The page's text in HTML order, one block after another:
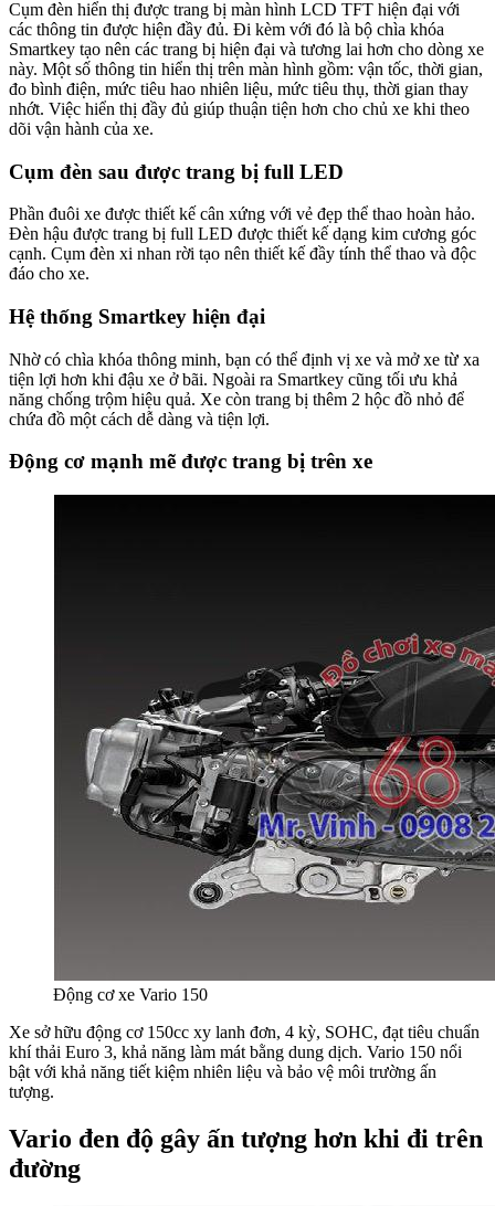
Cụm đèn hiển thị được trang bị màn hình LCD TFT hiện đại với
các thông tin được hiện đầy đủ. Đi kèm với đó là bộ chìa khóa
Smartkey tạo nên các trang bị hiện đại và tương lai hơn cho dòng xe
này. Một số thông tin hiển thị trên màn hình gồm: vận tốc, thời gian,
đo bình điện, mức tiêu hao nhiên liệu, mức tiêu thụ, thời gian thay
nhớt. Việc hiển thị đầy đủ giúp thuận tiện hơn cho chủ xe khi theo
dõi vận hành của xe.
Cụm đèn sau được trang bị full LED
Phần đuôi xe được thiết kế cân xứng với vẻ đẹp thể thao hoàn hảo.
Đèn hậu được trang bị full LED được thiết kế dạng kim cương góc
cạnh. Cụm đèn xi nhan rời tạo nên thiết kế đầy tính thể thao và độc
đáo cho xe.
Hệ thống Smartkey hiện đại
Nhờ có chìa khóa thông minh, bạn có thể định vị xe và mở xe từ xa
tiện lợi hơn khi đậu xe ở bãi. Ngoài ra Smartkey cũng tối ưu khả
năng chống trộm hiệu quả. Xe còn trang bị thêm 2 hộc đồ nhỏ để
chứa đồ một cách dễ dàng và tiện lợi.
Động cơ mạnh mẽ được trang bị trên xe
Động cơ xe Vario 150
Xe sở hữu động cơ 150cc xy lanh đơn, 4 kỳ, SOHC, đạt tiêu chuẩn
khí thải Euro 3, khả năng làm mát bằng dung dịch. Vario 150 nổi
bật với khả năng tiết kiệm nhiên liệu và bảo vệ môi trường ấn
tượng.
Vario đen độ gây ấn tượng hơn khi đi trên
đường